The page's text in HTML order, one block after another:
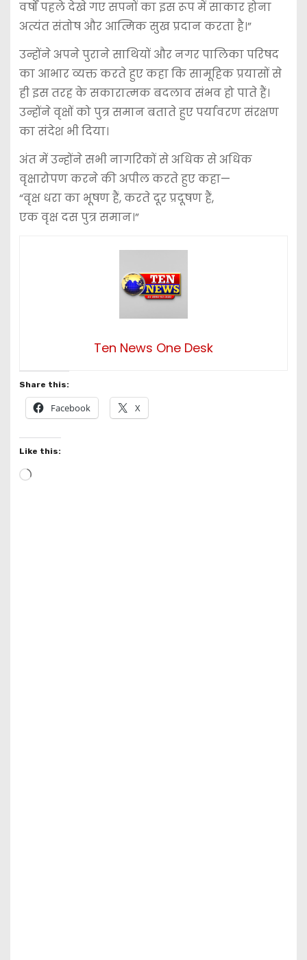
वर्षों पहले देखे गए सपनों का इस रूप में साकार होना
अत्यंत संतोष और आत्मिक सुख प्रदान करता है।”
उन्होंने अपने पुराने साथियों और नगर पालिका परिषद
का आभार व्यक्त करते हुए कहा कि सामूहिक प्रयासों से
ही इस तरह के सकारात्मक बदलाव संभव हो पाते हैं।
उन्होंने वृक्षों को पुत्र समान बताते हुए पर्यावरण संरक्षण
का संदेश भी दिया।
अंत में उन्होंने सभी नागरिकों से अधिक से अधिक
वृक्षारोपण करने की अपील करते हुए कहा—
“वृक्ष धरा का भूषण हैं, करते दूर प्रदूषण हैं,
एक वृक्ष दस पुत्र समान।”
Ten News One Desk
Share this:
Facebook X
Like this:
L